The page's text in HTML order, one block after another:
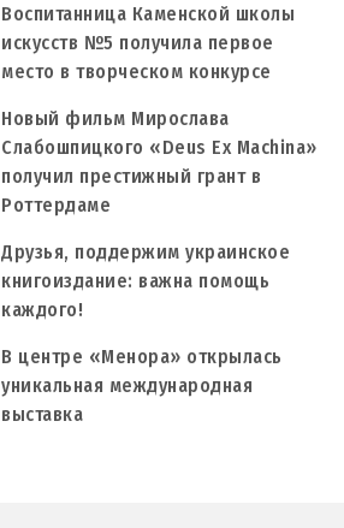
Воспитанница Каменской школы
искусств №5 получила первое
место в творческом конкурсе
Новый фильм Мирослава
Слабошпицкого «Deus Ex Machina»
получил престижный грант в
Роттердаме
Друзья, поддержим украинское
книгоиздание: важна помощь
каждого!
В центре «Менора» открылась
уникальная международная
выставка